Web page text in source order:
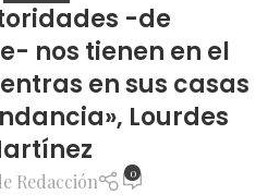
-de
nos tienen en el
en sus casas
Lourdes
Redacción 0